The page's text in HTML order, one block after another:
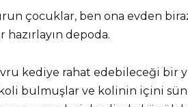
çocuklar, ben ona evden
depoda.
kediye rahat edebileceği bir
bulmuşlar ve kolinin içini